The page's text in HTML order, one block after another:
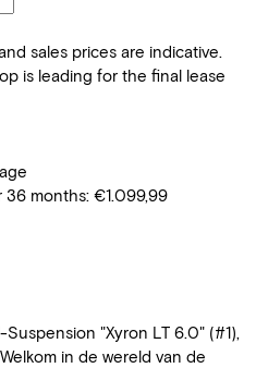
sales prices are indicative.
is leading for the final lease
36 months: €1.099,99
"Xyron LT 6.0" (#1),
in de wereld van de